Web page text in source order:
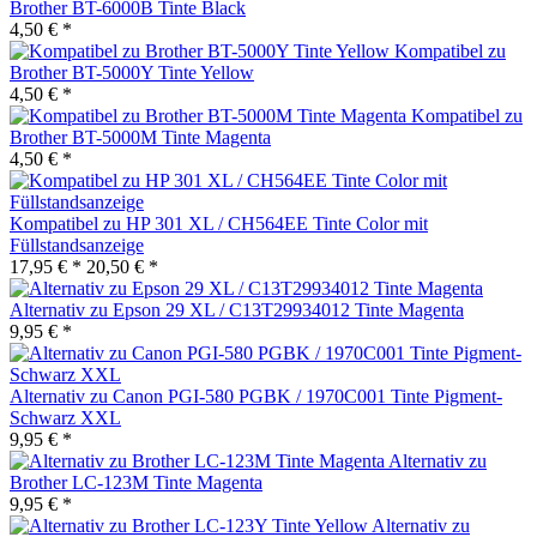
Brother BT-6000B Tinte Black
4,50 € *
Kompatibel zu
Brother BT-5000Y Tinte Yellow
4,50 € *
Kompatibel zu
Brother BT-5000M Tinte Magenta
4,50 € *
Kompatibel zu HP 301 XL / CH564EE Tinte Color mit
Füllstandsanzeige
17,95 € * 20,50 € *
Alternativ zu Epson 29 XL / C13T29934012 Tinte Magenta
9,95 € *
Alternativ zu Canon PGI-580 PGBK / 1970C001 Tinte Pigment-
Schwarz XXL
9,95 € *
Alternativ zu
Brother LC-123M Tinte Magenta
9,95 € *
Alternativ zu